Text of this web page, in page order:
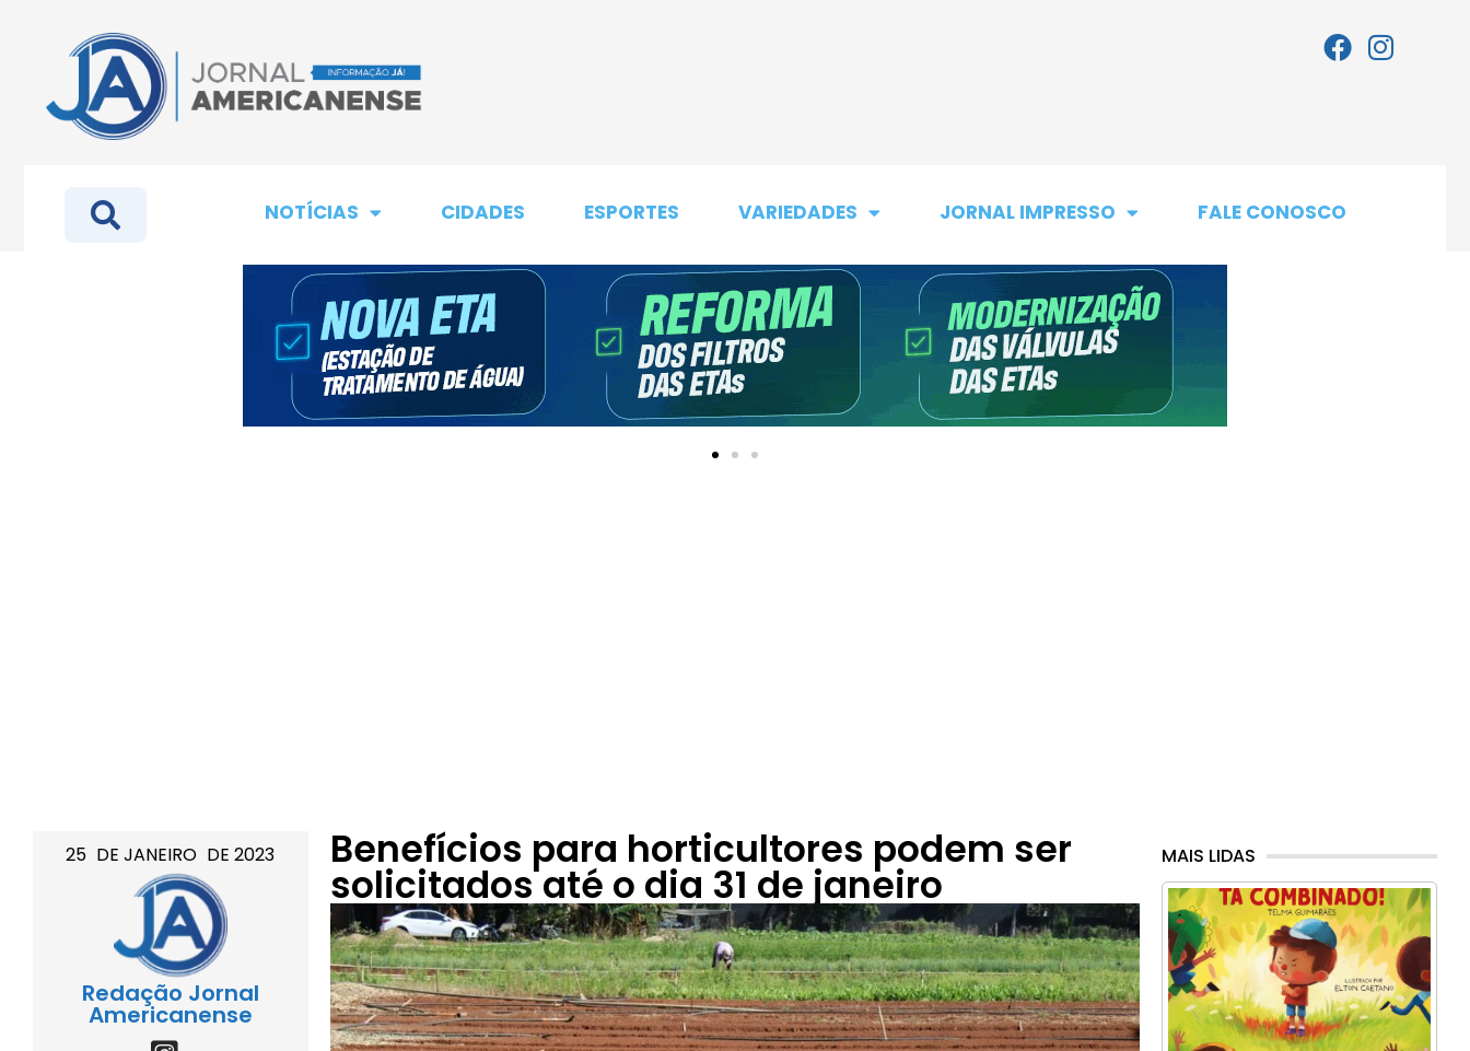
NOTÍCIAS CIDADES ESPORTES VARIEDADES JORNAL IMPRESSO FALE CONOSCO
25 DEJANEIRO DE2023
Redação Jornal
Americanense
Benefícios para horticultores podem ser
solicitados até o dia 31 de janeiro
MAIS LIDAS